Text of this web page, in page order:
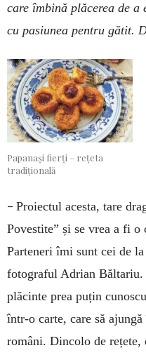
care îmbină plăcerea de a
cu pasiunea pentru gătit.
Papanași fierți – rețeta
tradițională
– Proiectul acesta, tare
Povestite” și se vrea a fi
Parteneri îmi sunt cei de
fotograful Adrian Băltariu.
plăcinte prea puțin
într-o carte, care să
români. Dincolo de rețete,